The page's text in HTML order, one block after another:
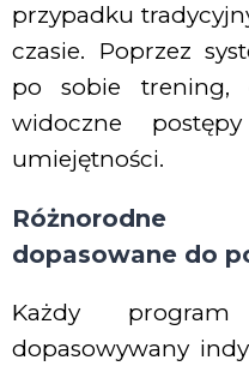
przypadku
czasie. Poprzez
po sobie trening,
widoczne
umiejętności.
Różnorodne
dopasowane do
Każdy
dopasowywany